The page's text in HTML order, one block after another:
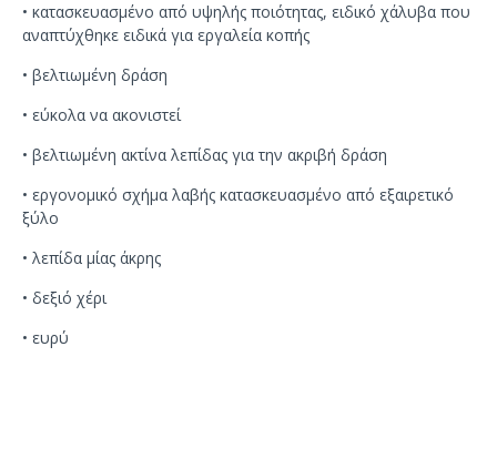
• κατασκευασμένο από υψηλής ποιότητας, ειδικό χάλυβα που
αναπτύχθηκε ειδικά για εργαλεία κοπής
• βελτιωμένη δράση
• εύκολα να ακονιστεί
• βελτιωμένη ακτίνα λεπίδας για την ακριβή δράση
• εργονομικό σχήμα λαβής κατασκευασμένο από εξαιρετικό
ξύλο
• λεπίδα μίας άκρης
• δεξιό χέρι
• ευρύ